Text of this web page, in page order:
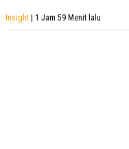
Insight | 1 Jam 59 Menit lalu